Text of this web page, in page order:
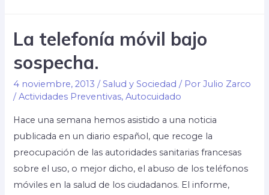
La telefonía móvil bajo
sospecha.
4 noviembre, 2013 /Salud y Sociedad / PorJulio Zarco
/Actividades Preventivas,Autocuidado
Hace una semana hemos asistido a una noticia
publicada en un diario español, que recoge la
preocupación de las autoridades sanitarias francesas
sobre el uso, o mejor dicho, el abuso de los teléfonos
móviles en la salud de los ciudadanos. El informe,